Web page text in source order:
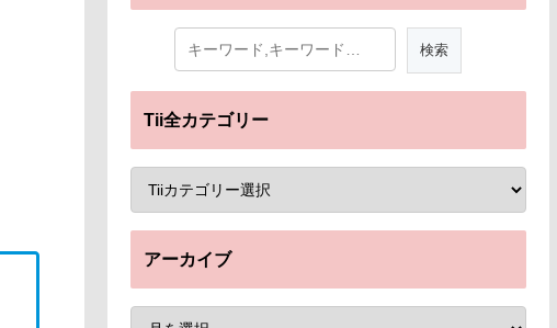
Tii全カテゴリー
アーカイブ